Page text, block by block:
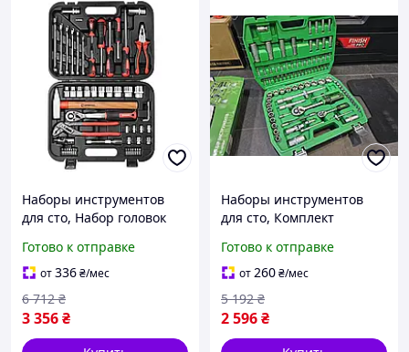
Наборы инструментов
для сто, Набор головок
THO
Готово к отправке
от336₴/мес
3 356₴
6 712 ₴
Наборы инструментов
для сто, Комплект
ед), Набор инструмента
для авто сервиса, THO
Готово к отправке
от260₴/мес
2 596₴
5 192 ₴